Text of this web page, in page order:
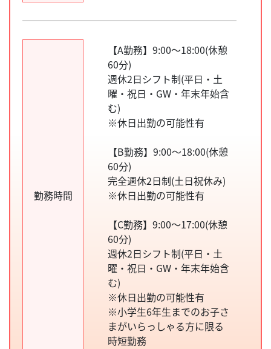
勤務時間
【A勤務】9:00～18:00(休憩
60分)
週休2日シフト制(平日・土
曜・祝日・GW・年末年始含
む)
※休日出勤の可能性有
【B勤務】9:00～18:00(休憩
60分)
完全週休2日制(土日祝休み)
※休日出勤の可能性有
【C勤務】9:00～17:00(休憩
60分)
週休2日シフト制(平日・土
曜・祝日・GW・年末年始含
む)
※休日出勤の可能性有
※小学生6年生までのお子さ
まがいらっしゃる方に限る
時短勤務